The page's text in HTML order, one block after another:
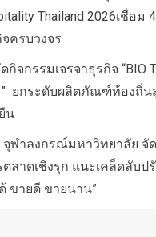
Thailand 2026เชื่อม
ครบวงจร
กิจกรรมเจรจาธุรกิจ “BIO
ยกระดับผลิตภัณฑ์ท้องถิ่น
น
ฬาลงกรณ์มหาวิทยาลัย จั
ลาดเชิงรุก แนะเคล็ดลับป
ขายดี ขายนาน”